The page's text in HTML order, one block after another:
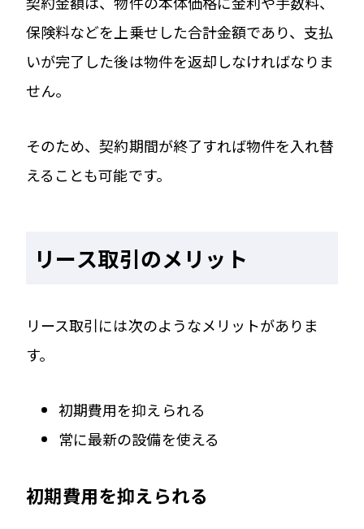
保険料などを上乗せした合計金額であり、支払
いが完了した後は物件を返却しなければなりま
せん。
そのため、契約期間が終了すれば物件を入れ替
えることも可能です。
リース取引のメリット
リース取引には次のようなメリットがありま
す。
初期費用を抑えられる
常に最新の設備を使える
初期費用を抑えられる